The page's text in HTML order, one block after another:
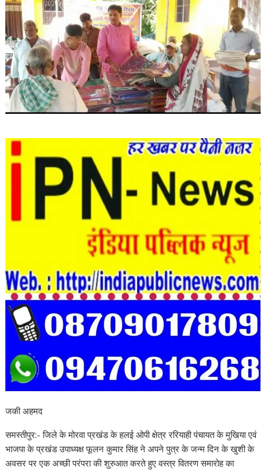
जकी अहमद
समस्तीपुर:- जिले के मोरवा प्रखंड के हलई ओपी क्षेत्र ररियाही पंचायत के मुखिया एवं
भाजपा के प्रखंड उपाध्यक्ष फूलन कुमार सिंह ने अपने पुत्र के जन्म दिन के खुशी के
अवसर पर एक अच्छी परंपरा की शुरुआत करते हुए वस्त्र वितरण समारोह का